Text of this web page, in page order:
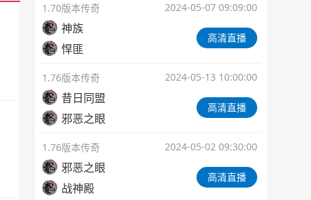
1.70版本传奇 2024-05-07 09:09:00
神族
悍匪
高清直播
1.76版本传奇 2024-05-13 10:00:00
昔日同盟
邪恶之眼
高清直播
1.76版本传奇 2024-05-02 09:30:00
邪恶之眼
战神殿
高清直播